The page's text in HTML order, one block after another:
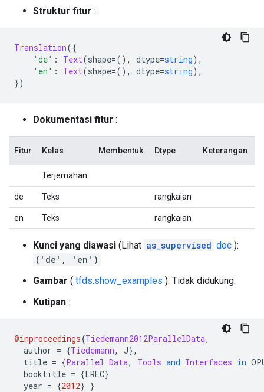
Struktur fitur :
Translation({
'de' : Text(shape=(), dtype=string),
'en' : Text(shape=(), dtype=string),
})
Dokumentasi fitur :
Fitur Kelas Membentuk Dtype Keterangan
Terjemahan
de Teks rangkaian
en Teks rangkaian
Kunci yang diawasi (Lihat as_supervised doc ):
('de', 'en')
Gambar ( tfds.show_examples ): Tidak didukung.
Kutipan :
@inproceedings{Tiedemann2012ParallelData,
author = {Tiedemann, J},
title = {Parallel Data, Tools and Interfaces in
booktitle = {LREC}
year = {2012} }